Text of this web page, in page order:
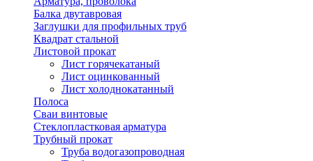
Балка двутавровая
Заглушки для профильных труб
Квадрат стальной
Листовой прокат
Лист горячекатаный
Лист оцинкованный
Лист холоднокатанный
Полоса
Сваи винтовые
Стеклопластковая арматура
Трубный прокат
Труба водогазопроводная